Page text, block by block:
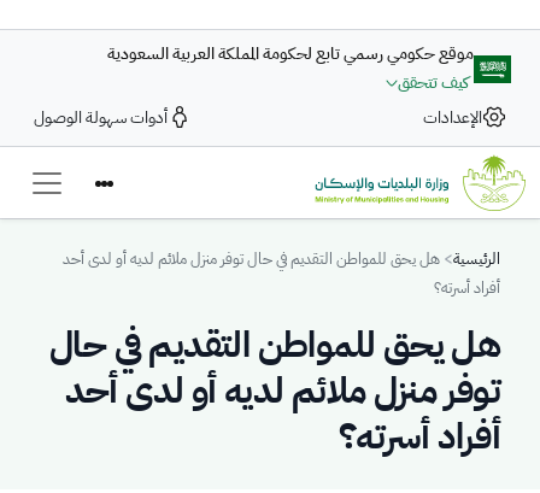
موقع حكومي رسمي تابع لحكومة المملكة العربية السعودية
كيف تتحقق
الإعدادات
أدوات سهولة الوصول
Breadcrumb
الرئيسية هل يحق للمواطن التقديم في حال توفر منزل ملائم لديه أو لدى أحد
أفراد أسرته؟
هل يحق للمواطن التقديم في حال
توفر منزل ملائم لديه أو لدى أحد
أفراد أسرته؟